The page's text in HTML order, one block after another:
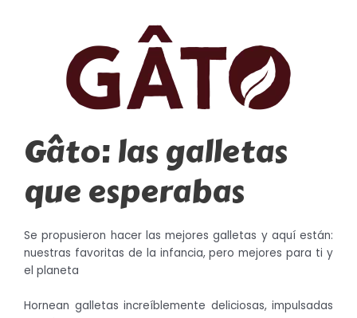
Gâto: las galletas
que esperabas
Se propusieron hacer las mejores galletas y aquí están:
nuestras favoritas de la infancia, pero mejores para ti y
el planeta
Hornean galletas increíblemente deliciosas, impulsadas